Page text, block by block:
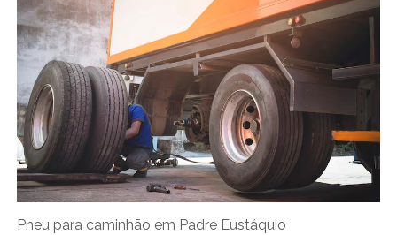
Pneu para caminhão em Padre Eustáquio